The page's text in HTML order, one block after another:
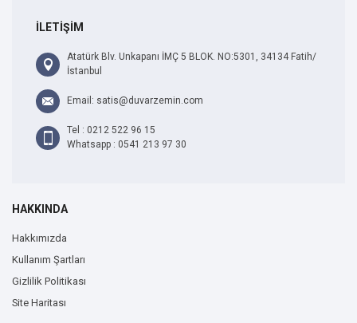
İLETİŞİM
Atatürk Blv. Unkapanı İMÇ 5 BLOK. NO:5301, 34134 Fatih/
İstanbul
Email: satis@duvarzemin.com
Tel : 0212 522 96 15
Whatsapp : 0541 213 97 30
HAKKINDA
Hakkımızda
Kullanım Şartları
Gizlilik Politikası
Site Haritası